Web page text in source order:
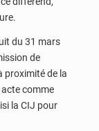
du 31 mars
de
proximité de la
comme
la CIJ pour